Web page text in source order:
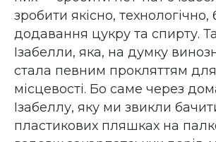
зробити якісно,
додавання цукру та спирту.
Ізабелли, яка, на думку
стала певним прокляттям для
місцевості. Бо саме через
Ізабеллу, яку ми звикли
пластикових пляшках на